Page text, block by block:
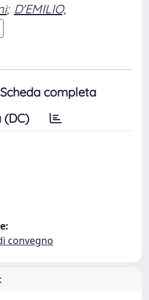
; D'EMILIO,
Scheda completa
(DC)
convegno